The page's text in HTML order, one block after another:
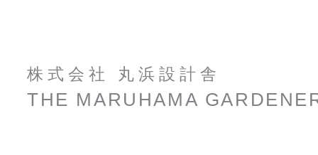
株 式 会 社 丸 浜 設 計 舎
THE MARUHAMA